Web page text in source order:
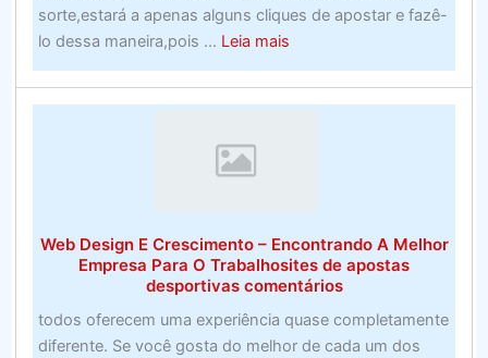
Programa
de
sorte,estará a apenas alguns cliques de apostar e fazê-
lo dessa maneira,pois ... Leia maisabout
O
montante
Web Design E Crescimento – Encontrando A Melhor
Empresa Para O Trabalhosites de apostas
desportivas comentários
todos oferecem uma experiência quase completamente
diferente. Se você gosta do melhor de cada um dos